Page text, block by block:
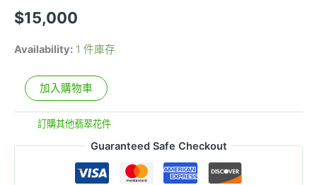
$15,000
Availability: 1 件庫存
加入購物車
訂購其他翡翠花件
Guaranteed Safe Checkout